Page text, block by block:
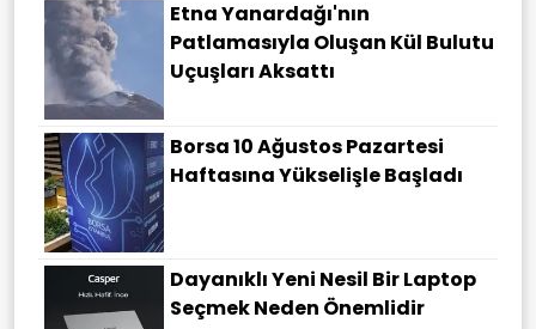
Etna Yanardağı'nın
Patlamasıyla Oluşan Kül Bulutu
Uçuşları Aksattı
Borsa 10 Ağustos Pazartesi
Haftasına Yükselişle Başladı
Dayanıklı Yeni Nesil Bir Laptop
Seçmek Neden Önemlidir